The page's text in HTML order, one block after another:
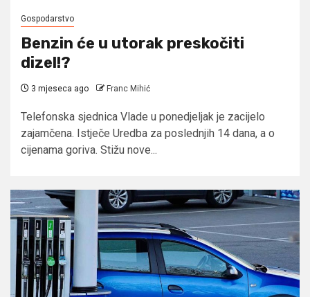
Gospodarstvo
Benzin će u utorak preskočiti
dizel!?
3 mjeseca ago Franc Mihić
Telefonska sjednica Vlade u ponedjeljak je zacijelo
zajamčena. Istječe Uredba za poslednjih 14 dana, a o
cijenama goriva. Stižu nove...